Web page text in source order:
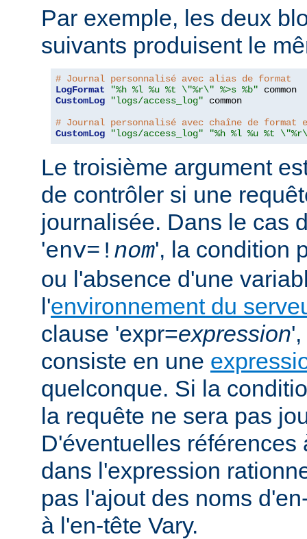
Par exemple, les deux
suivants produisent le
# Journal personnalisé avec alias de format
LogFormat
"%h %l %u %t \"%r\" %>s %b"
CustomLog
"logs/access_log" common
# Journal personnalisé avec chaîne de format
CustomLog
"logs/access_log" "%h %l %u %t
Le troisième argument
de contrôler si une
journalisée. Dans le cas
'env=! nom', la condition
ou l'absence d'une
l'environnement du
clause 'expr=expression
consiste en une
quelconque. Si la
la requête ne sera pas
D'éventuelles références
dans l'expression
pas l'ajout des noms
à l'en-tête Vary.